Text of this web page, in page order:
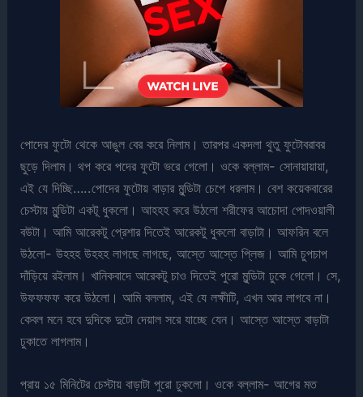
পোদের ফুটো থেকে আঙুল বের করে নিলাম। তারপর একদলা থুতু ফুটোবরাবর
ছুড়ে দিলাম। থপ করে পদের ফুটো ভরে গেলো। ওকে বল্লাম- সোনায়ায়ায়া,
এই যে দিচ্ছি…..পোদের ফুটোয় বাড়ার মুন্ডিটা চেপে ধরলাম। বেশ কয়েকবারের
চেস্টায় মুন্ডিটা একটূ ধুকলো। আহহহ করে উঠলো শরীফের আচোদা পোদওয়ালী
বউটা। আমি আরেকটু প্রেশার দিতেই আরেকটু ধুকলো বাড়াটা। আফরিন বলে
উঠলো- উহহহ উহহহ লাগছে লাগছে, আস্তে আস্তে প্লিজ। আমি চুপচাপ
দাঁড়িয়ে রইলাম। খানিকবাদে আরেকটু চাও দিতেই পুরো মুন্ডিটা ঢুকে গেলো। সে,
উফফফফ করে উঠলো। আমি বললাম, এই যে লক্ষীটি, এখন আর লাগবে না।
কেবল মনে হবে দুদিকে দুটো দেয়াল সরে যাচ্ছে যেন। আস্তে আস্তে বাড়াটা
ঢুকাতে লাগলাম।
প্রায় ১৫ মিনিটের চেস্টায় বাড়াটা পুরো ঢুকলো। ওকে বল্লাম- আগের মত